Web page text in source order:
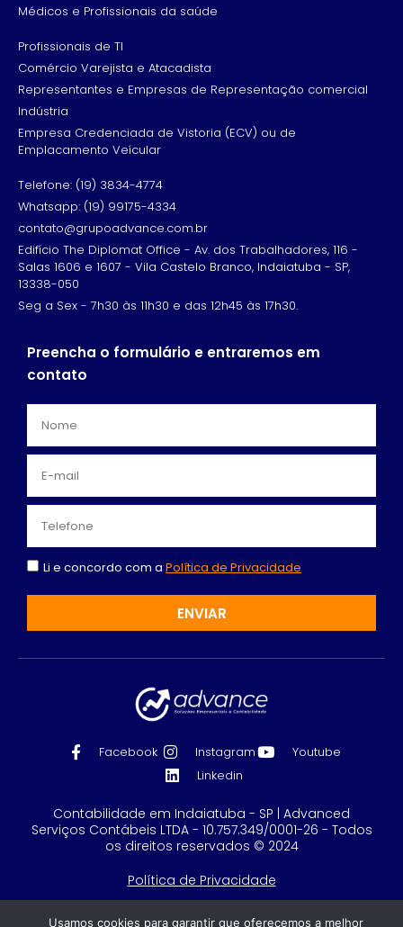
Médicos e Profissionais da saúde
Profissionais de TI
Comércio Varejista e Atacadista
Representantes e Empresas de Representação comercial
Indústria
Empresa Credenciada de Vistoria (ECV) ou de
Emplacamento Veícular
Telefone: (19) 3834-4774
Whatsapp: (19) 99175-4334
contato@grupoadvance.com.br
Edifício The Diplomat Office - Av. dos Trabalhadores, 116 -
Salas 1606 e 1607 - Vila Castelo Branco, Indaiatuba - SP,
13338-050
Seg a Sex - 7h30 às 11h30 e das 12h45 às 17h30.
Preencha o formulário e entraremos em
contato
Li e concordo com a Política de Privacidade
ENVIAR
Facebook Instagram
Youtube
Linkedin
Contabilidade em Indaiatuba - SP | Advanced
Serviços Contábeis LTDA - 10.757.349/0001-26 - Todos
os direitos reservados © 2024
Política de Privacidade
Feito com
por GRUPO DPG
Usamos cookies para garantir que oferecemos a melhor